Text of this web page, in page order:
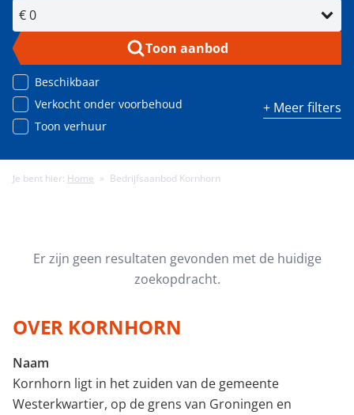
Toon aanbod
Beschikbaar
Verkocht onder voorbehoud
Toon verhuur
+ Meer filters
Minimale energielabel
Minimale gebruiksoppervlakte (m²)
Minimaal aantal kamers
Je bent hier: Home » Bedrijfsaanbod Kornhorn
Er zijn geen resultaten gevonden met de huidige
zoekopdracht.
OVER KORNHORN
Naam
Kornhorn ligt in het zuiden van de gemeente
Westerkwartier, op de grens van Groningen en